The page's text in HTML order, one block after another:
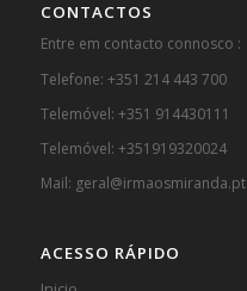
CONTACTOS
Entre em contacto connosco :
Telefone: +351 214 443 700
Telemóvel: +351 914430111
Telemóvel: +351919320024
Mail: geral@irmaosmiranda.pt
ACESSO RÁPIDO